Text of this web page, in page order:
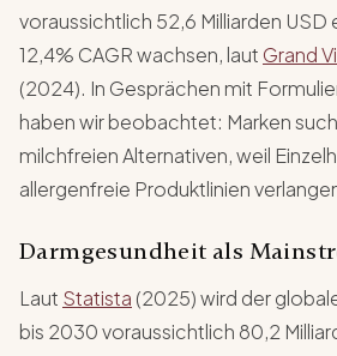
voraussichtlich 52,6 Milliarden USD
12,4% CAGR wachsen, laut Grand
(2024). In Gesprächen mit
haben wir beobachtet: Marken
milchfreien Alternativen, weil
allergenfreie Produktlinien
Darmgesundheit als
Laut Statista (2025) wird der
bis 2030 voraussichtlich 80,2